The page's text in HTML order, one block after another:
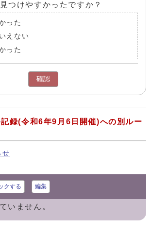
つけやすかったですか？
った
えない
った
確認
録(令和6年9月6日開催)への別ルー
せ
クする 編集
いません。